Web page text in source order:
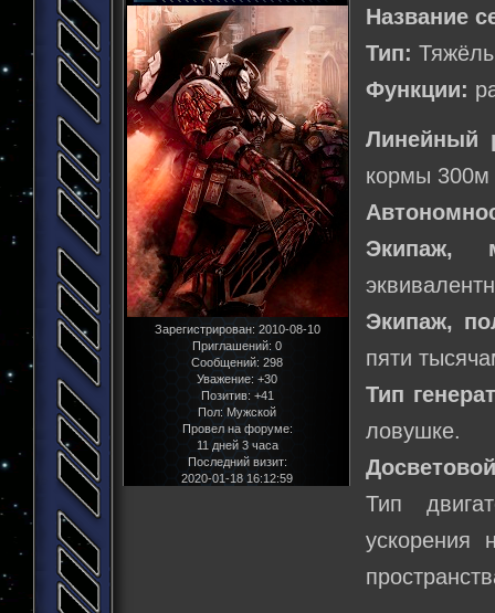
Зарегистрирован: 2010-08-10
Приглашений: 0
Сообщений: 298
Уважение: +30
Позитив: +41
Пол: Мужской
Провел на форуме:
11 дней 3 часа
Последний визит:
2020-01-18 16:12:59
Название
Тип:
Функции:
Линейный
кормы 300м
Экипаж,
Экипаж,
пяти
Тип
ловушке.
Тип
ускорения